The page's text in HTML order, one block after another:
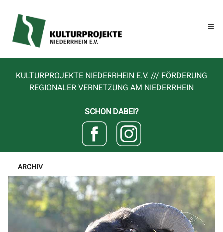
KULTURPROJEKTE NIEDERRHEIN E.V. /// FÖRDERUNG
REGIONALER VERNETZUNG AM NIEDERRHEIN
SCHON DABEI?
ARCHIV